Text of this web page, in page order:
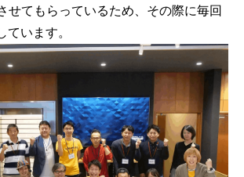
せてもらっているため、その際に毎回
ています。